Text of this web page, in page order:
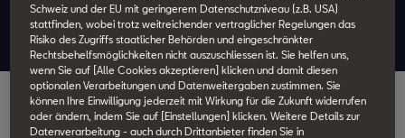
Jetzt konfigurieren
Jetzt mit 0%* Leasing bei
Schweiz und der EU mit geringerem Datenschutzniveau (z.B. USA)
stattfinden, wobei trotz weitreichender vertraglicher Regelungen das
Risiko des Zugriffs staatlicher Behörden und eingeschränkter
Rechtsbehelfsmöglichkeiten nicht auszuschliessen ist. Sie helfen uns,
wenn Sie auf [Alle Cookies akzeptieren] klicken und damit diesen
optionalen Verarbeitungen und Datenweitergaben zustimmen. Sie
können Ihre Einwilligung jederzeit mit Wirkung für die Zukunft widerrufen
oder ändern, indem Sie auf [Einstellungen] klicken. Weitere Details zur
Datenverarbeitung - auch durch Drittanbieter finden Sie in